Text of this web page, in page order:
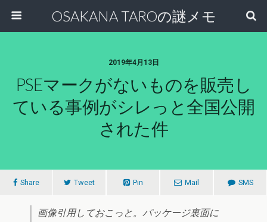
OSAKANA TAROの謎メモ
2019年4月13日
PSEマークがないものを販売し
ている事例がシレっと全国公開
された件
Share Tweet Pin Mail SMS
画像引用しておこっと。パッケージ裏面に